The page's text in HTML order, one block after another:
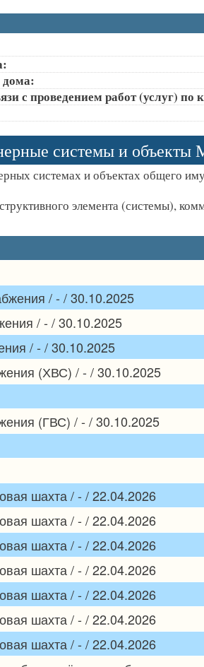
дома:
с проведением работ (услуг)
системы и
системах и объектах общего
элемента (системы),
/ - / 30.10.2025
/ - / 30.10.2025
/ - / 30.10.2025
(ХВС) / - / 30.10.2025
(ГВС) / - / 30.10.2025
шахта / - / 22.04.2026
шахта / - / 22.04.2026
шахта / - / 22.04.2026
шахта / - / 22.04.2026
шахта / - / 22.04.2026
шахта / - / 22.04.2026
шахта / - / 22.04.2026